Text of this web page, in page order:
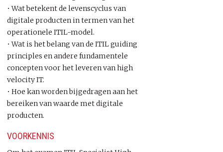
• Wat betekent de levenscyclus van
digitale producten in termen van het
operationele ITIL-model.
• Wat is het belang van de ITIL guiding
principles en andere fundamentele
concepten voor het leveren van high
velocity IT.
• Hoe kan worden bijgedragen aan het
bereiken van waarde met digitale
producten.
VOORKENNIS